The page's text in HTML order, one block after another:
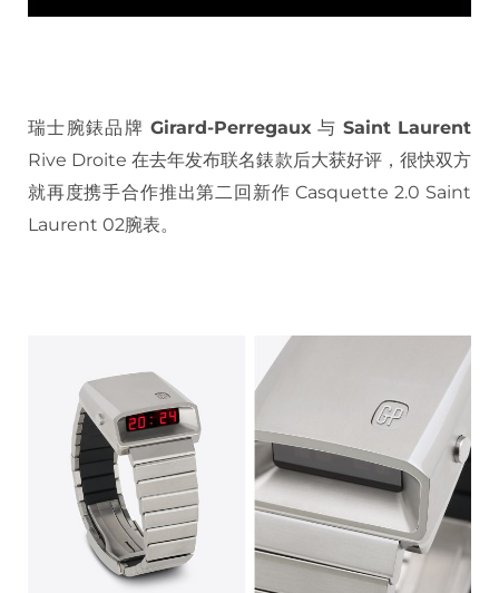
瑞士腕錶品牌 Girard-Perregaux与 Saint Laurent
Rive Droite 在去年发布联名錶款后大获好评，很快双方
就再度携手合作推出第二回新作 Casquette 2.0 Saint
Laurent 02腕表。